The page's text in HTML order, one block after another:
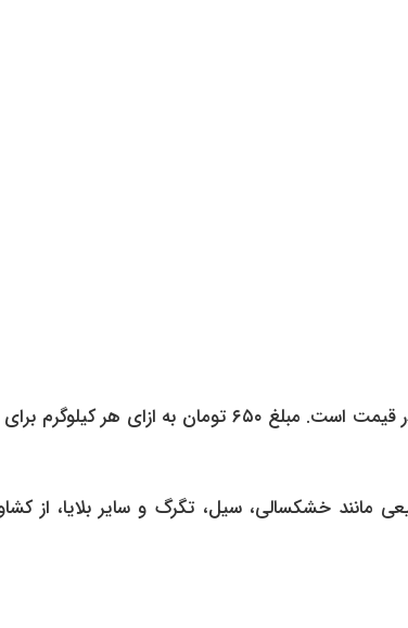
یکی از نکات مهم در تعیین قیمت تضمینی گندم، لحاظ کردن هزینه بیمه در قیمت است. مبلغ ۶۵۰ تومان به ازای هر
خشکسالی، سیل، تگرگ و سایر بلایا، از